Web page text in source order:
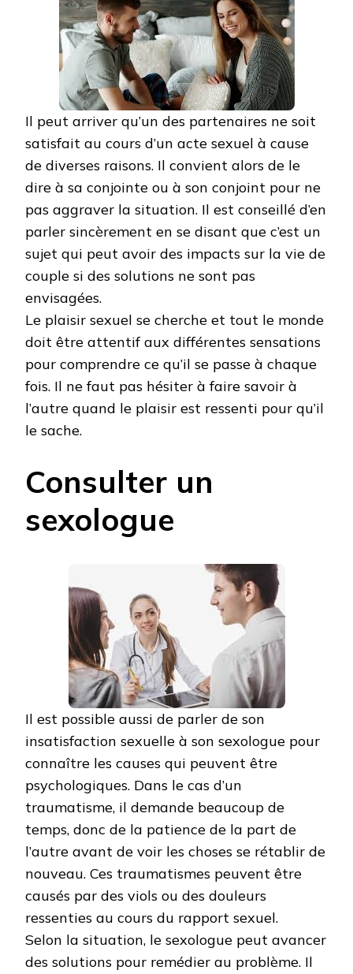
Il peut arriver qu’un des partenaires ne soit
satisfait au cours d’un acte sexuel à cause
de diverses raisons. Il convient alors de le
dire à sa conjointe ou à son conjoint pour ne
pas aggraver la situation. Il est conseillé d’en
parler sincèrement en se disant que c’est un
sujet qui peut avoir des impacts sur la vie de
couple si des solutions ne sont pas
envisagées.
Le plaisir sexuel se cherche et tout le monde
doit être attentif aux différentes sensations
pour comprendre ce qu’il se passe à chaque
fois. Il ne faut pas hésiter à faire savoir à
l’autre quand le plaisir est ressenti pour qu’il
le sache.
Consulter un
sexologue
Il est possible aussi de parler de son
insatisfaction sexuelle à son sexologue pour
connaître les causes qui peuvent être
psychologiques. Dans le cas d’un
traumatisme, il demande beaucoup de
temps, donc de la patience de la part de
l’autre avant de voir les choses se rétablir de
nouveau. Ces traumatismes peuvent être
causés par des viols ou des douleurs
ressenties au cours du rapport sexuel.
Selon la situation, le sexologue peut avancer
des solutions pour remédier au problème. Il